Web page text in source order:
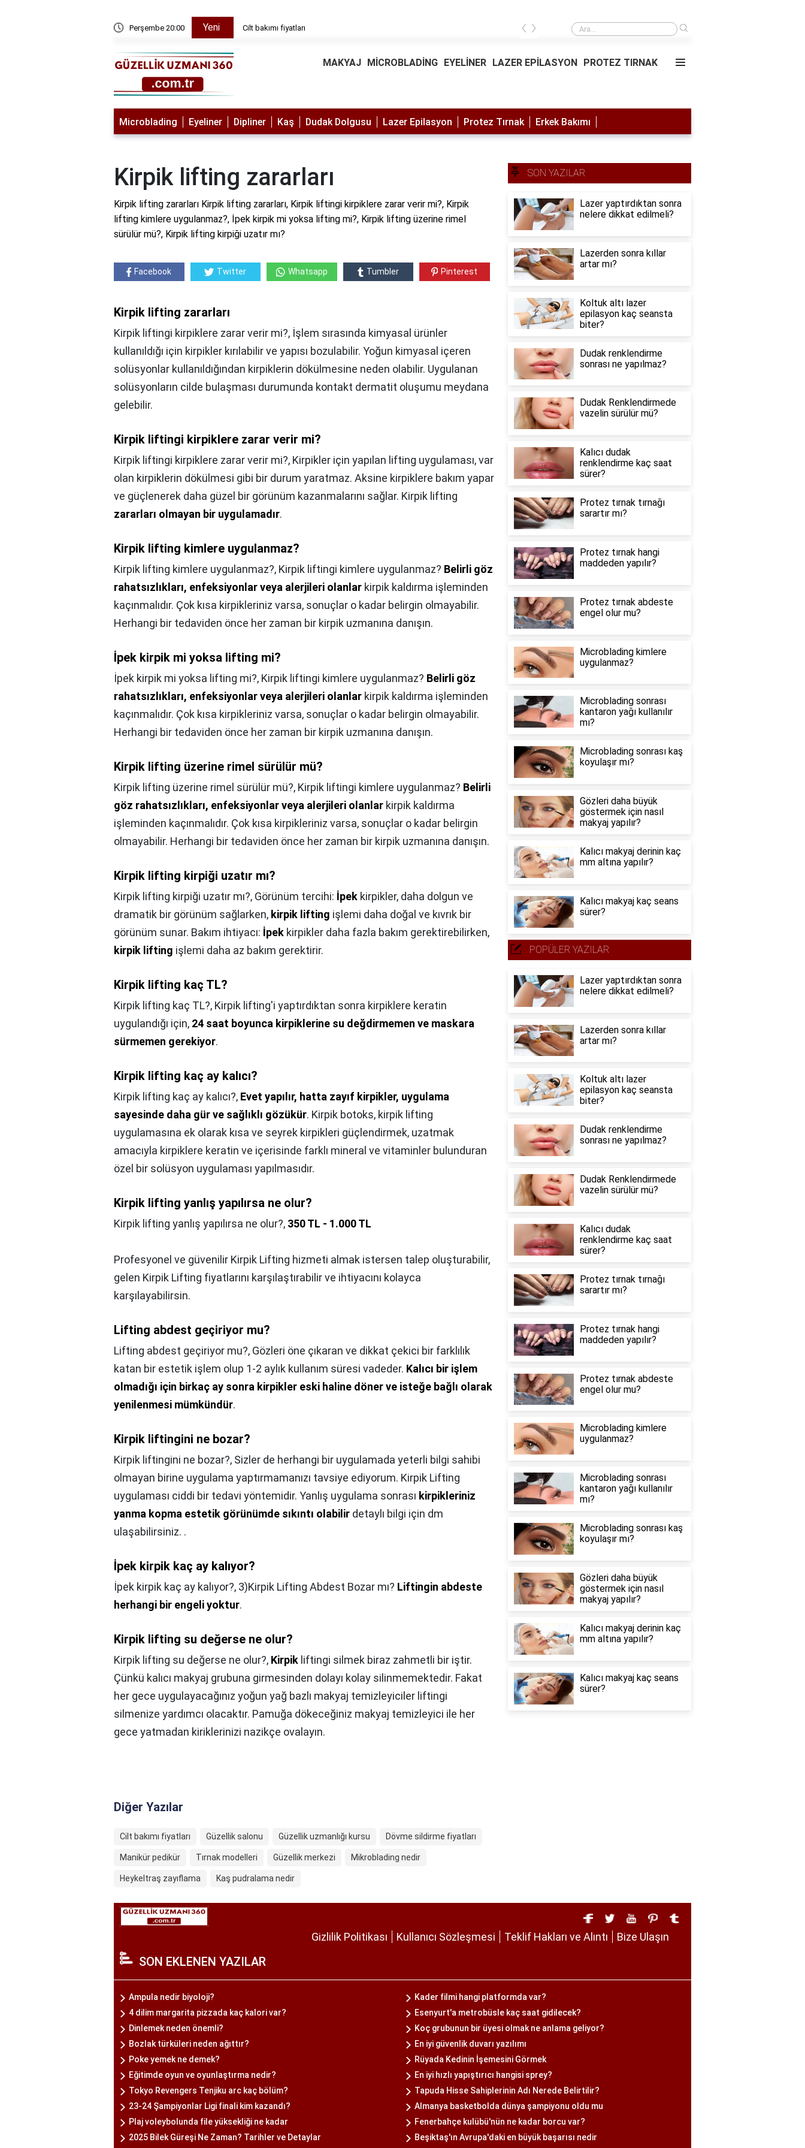
Perşembe 20:00 Yeni Lazerle dövme sildirme fiyatları Saç simülasyonu
‹ ›
MAKYAJ MİCROBLADİNG EYELİNER LAZER EPİLASYON PROTEZ TIRNAK
Microblading Eyeliner Dipliner Kaş Dudak Dolgusu Lazer Epilasyon Protez Tırnak Erkek Bakımı
Kirpik lifting zararları
Kirpik lifting zararları Kirpik lifting zararları, Kirpik liftingi kirpiklere zarar verir mi?, Kirpik
lifting kimlere uygulanmaz?, İpek kirpik mi yoksa lifting mi?, Kirpik lifting üzerine rimel
sürülür mü?, Kirpik lifting kirpiği uzatır mı?
Facebook Twitter Whatsapp Tumbler Pinterest
Kirpik lifting zararları
Kirpik liftingi kirpiklere zarar verir mi?, İşlem sırasında kimyasal ürünler
kullanıldığı için kirpikler kırılabilir ve yapısı bozulabilir. Yoğun kimyasal içeren
solüsyonlar kullanıldığından kirpiklerin dökülmesine neden olabilir. Uygulanan
solüsyonların cilde bulaşması durumunda kontakt dermatit oluşumu meydana
gelebilir.
Kirpik liftingi kirpiklere zarar verir mi?
Kirpik liftingi kirpiklere zarar verir mi?, Kirpikler için yapılan lifting uygulaması, var
olan kirpiklerin dökülmesi gibi bir durum yaratmaz. Aksine kirpiklere bakım yapar
ve güçlenerek daha güzel bir görünüm kazanmalarını sağlar. Kirpik lifting
zararları olmayan bir uygulamadır.
Kirpik lifting kimlere uygulanmaz?
Kirpik lifting kimlere uygulanmaz?, Kirpik liftingi kimlere uygulanmaz? Belirli göz
rahatsızlıkları, enfeksiyonlar veya alerjileri olanlar kirpik kaldırma işleminden
kaçınmalıdır. Çok kısa kirpikleriniz varsa, sonuçlar o kadar belirgin olmayabilir.
Herhangi bir tedaviden önce her zaman bir kirpik uzmanına danışın.
İpek kirpik mi yoksa lifting mi?
İpek kirpik mi yoksa lifting mi?, Kirpik liftingi kimlere uygulanmaz? Belirli göz
rahatsızlıkları, enfeksiyonlar veya alerjileri olanlar kirpik kaldırma işleminden
kaçınmalıdır. Çok kısa kirpikleriniz varsa, sonuçlar o kadar belirgin olmayabilir.
Herhangi bir tedaviden önce her zaman bir kirpik uzmanına danışın.
Kirpik lifting üzerine rimel sürülür mü?
Kirpik lifting üzerine rimel sürülür mü?, Kirpik liftingi kimlere uygulanmaz? Belirli
göz rahatsızlıkları, enfeksiyonlar veya alerjileri olanlar kirpik kaldırma
işleminden kaçınmalıdır. Çok kısa kirpikleriniz varsa, sonuçlar o kadar belirgin
olmayabilir. Herhangi bir tedaviden önce her zaman bir kirpik uzmanına danışın.
Kirpik lifting kirpiği uzatır mı?
Kirpik lifting kirpiği uzatır mı?, Görünüm tercihi: İpek kirpikler, daha dolgun ve
dramatik bir görünüm sağlarken, kirpik lifting işlemi daha doğal ve kıvrık bir
görünüm sunar. Bakım ihtiyacı: İpek kirpikler daha fazla bakım gerektirebilirken,
kirpik lifting işlemi daha az bakım gerektirir.
Kirpik lifting kaç TL?
Kirpik lifting kaç TL?, Kirpik lifting'i yaptırdıktan sonra kirpiklere keratin
uygulandığı için, 24 saat boyunca kirpiklerine su değdirmemen ve maskara
sürmemen gerekiyor.
Kirpik lifting kaç ay kalıcı?
Kirpik lifting kaç ay kalıcı?, Evet yapılır, hatta zayıf kirpikler, uygulama
sayesinde daha gür ve sağlıklı gözükür. Kirpik botoks, kirpik lifting
uygulamasına ek olarak kısa ve seyrek kirpikleri güçlendirmek, uzatmak
amacıyla kirpiklere keratin ve içerisinde farklı mineral ve vitaminler bulunduran
özel bir solüsyon uygulaması yapılmasıdır.
Kirpik lifting yanlış yapılırsa ne olur?
Kirpik lifting yanlış yapılırsa ne olur?, 350 TL - 1.000 TL
Profesyonel ve güvenilir Kirpik Lifting hizmeti almak istersen talep oluşturabilir,
gelen Kirpik Lifting fiyatlarını karşılaştırabilir ve ihtiyacını kolayca
karşılayabilirsin.
Lifting abdest geçiriyor mu?
Lifting abdest geçiriyor mu?, Gözleri öne çıkaran ve dikkat çekici bir farklılık
katan bir estetik işlem olup 1-2 aylık kullanım süresi vadeder. Kalıcı bir işlem
olmadığı için birkaç ay sonra kirpikler eski haline döner ve isteğe bağlı olarak
yenilenmesi mümkündür.
Kirpik liftingini ne bozar?
Kirpik liftingini ne bozar?, Sizler de herhangi bir uygulamada yeterli bilgi sahibi
olmayan birine uygulama yaptırmamanızı tavsiye ediyorum. Kirpik Lifting
uygulaması ciddi bir tedavi yöntemidir. Yanlış uygulama sonrası kirpikleriniz
yanma kopma estetik görünümde sıkıntı olabilir detaylı bilgi için dm
ulaşabilirsiniz. .
İpek kirpik kaç ay kalıyor?
İpek kirpik kaç ay kalıyor?, 3)Kirpik Lifting Abdest Bozar mı? Liftingin abdeste
herhangi bir engeli yoktur.
Kirpik lifting su değerse ne olur?
Kirpik lifting su değerse ne olur?, Kirpik liftingi silmek biraz zahmetli bir iştir.
Çünkü kalıcı makyaj grubuna girmesinden dolayı kolay silinmemektedir. Fakat
her gece uygulayacağınız yoğun yağ bazlı makyaj temizleyiciler liftingi
silmenize yardımcı olacaktır. Pamuğa dökeceğiniz makyaj temizleyici ile her
gece yatmadan kiriklerinizi nazikçe ovalayın.
Diğer Yazılar
Cilt bakımı fiyatları Güzellik salonu Güzellik uzmanlığı kursu Dövme sildirme fiyatları
Manikür pedikür Tırnak modelleri Güzellik merkezi Mikroblading nedir
Heykeltraş zayıflama Kaş pudralama nedir
SON YAZILAR
Lazer yaptırdıktan sonra
nelere dikkat edilmeli?
Lazerden sonra kıllar
artar mı?
Koltuk altı lazer
epilasyon kaç seansta
biter?
Dudak renklendirme
sonrası ne yapılmaz?
Dudak Renklendirmede
vazelin sürülür mü?
Kalıcı dudak
renklendirme kaç saat
sürer?
Protez tırnak tırnağı
sarartır mı?
Protez tırnak hangi
maddeden yapılır?
Protez tırnak abdeste
engel olur mu?
Microblading kimlere
uygulanmaz?
Microblading sonrası
kantaron yağı kullanılır
mı?
Microblading sonrası kaş
koyulaşır mı?
Gözleri daha büyük
göstermek için nasıl
makyaj yapılır?
Kalıcı makyaj derinin kaç
mm altına yapılır?
Kalıcı makyaj kaç seans
sürer?
POPÜLER YAZILAR
Lazer yaptırdıktan sonra
nelere dikkat edilmeli?
Lazerden sonra kıllar
artar mı?
Koltuk altı lazer
epilasyon kaç seansta
biter?
Dudak renklendirme
sonrası ne yapılmaz?
Dudak Renklendirmede
vazelin sürülür mü?
Kalıcı dudak
renklendirme kaç saat
sürer?
Protez tırnak tırnağı
sarartır mı?
Protez tırnak hangi
maddeden yapılır?
Protez tırnak abdeste
engel olur mu?
Microblading kimlere
uygulanmaz?
Microblading sonrası
kantaron yağı kullanılır
mı?
Microblading sonrası kaş
koyulaşır mı?
Gözleri daha büyük
göstermek için nasıl
makyaj yapılır?
Kalıcı makyaj derinin kaç
mm altına yapılır?
Kalıcı makyaj kaç seans
sürer?
Gizlilik Politikası Kullanıcı Sözleşmesi Teklif Hakları ve Alıntı Bize Ulaşın
SON EKLENEN YAZILAR
Ampula nedir biyoloji?
Kader filmi hangi platformda var?
4 dilim margarita pizzada kaç kalori var?
Esenyurt'a metrobüsle kaç saat gidilecek?
Dinlemek neden önemli?
Koç grubunun bir üyesi olmak ne anlama geliyor?
Bozlak türküleri neden ağıttır?
En iyi güvenlik duvarı yazılımı
Poke yemek ne demek?
Rüyada Kedinin İşemesini Görmek
Eğitimde oyun ve oyunlaştırma nedir?
En iyi hızlı yapıştırıcı hangisi sprey?
Tokyo Revengers Tenjiku arc kaç bölüm?
Tapuda Hisse Sahiplerinin Adı Nerede Belirtilir?
23-24 Şampiyonlar Ligi finali kim kazandı?
Almanya basketbolda dünya şampiyonu oldu mu
Plaj voleybolunda file yüksekliği ne kadar
Fenerbahçe kulübü'nün ne kadar borcu var?
2025 Bilek Güreşi Ne Zaman? Tarihler ve Detaylar
Beşiktaş'ın Avrupa'daki en büyük başarısı nedir